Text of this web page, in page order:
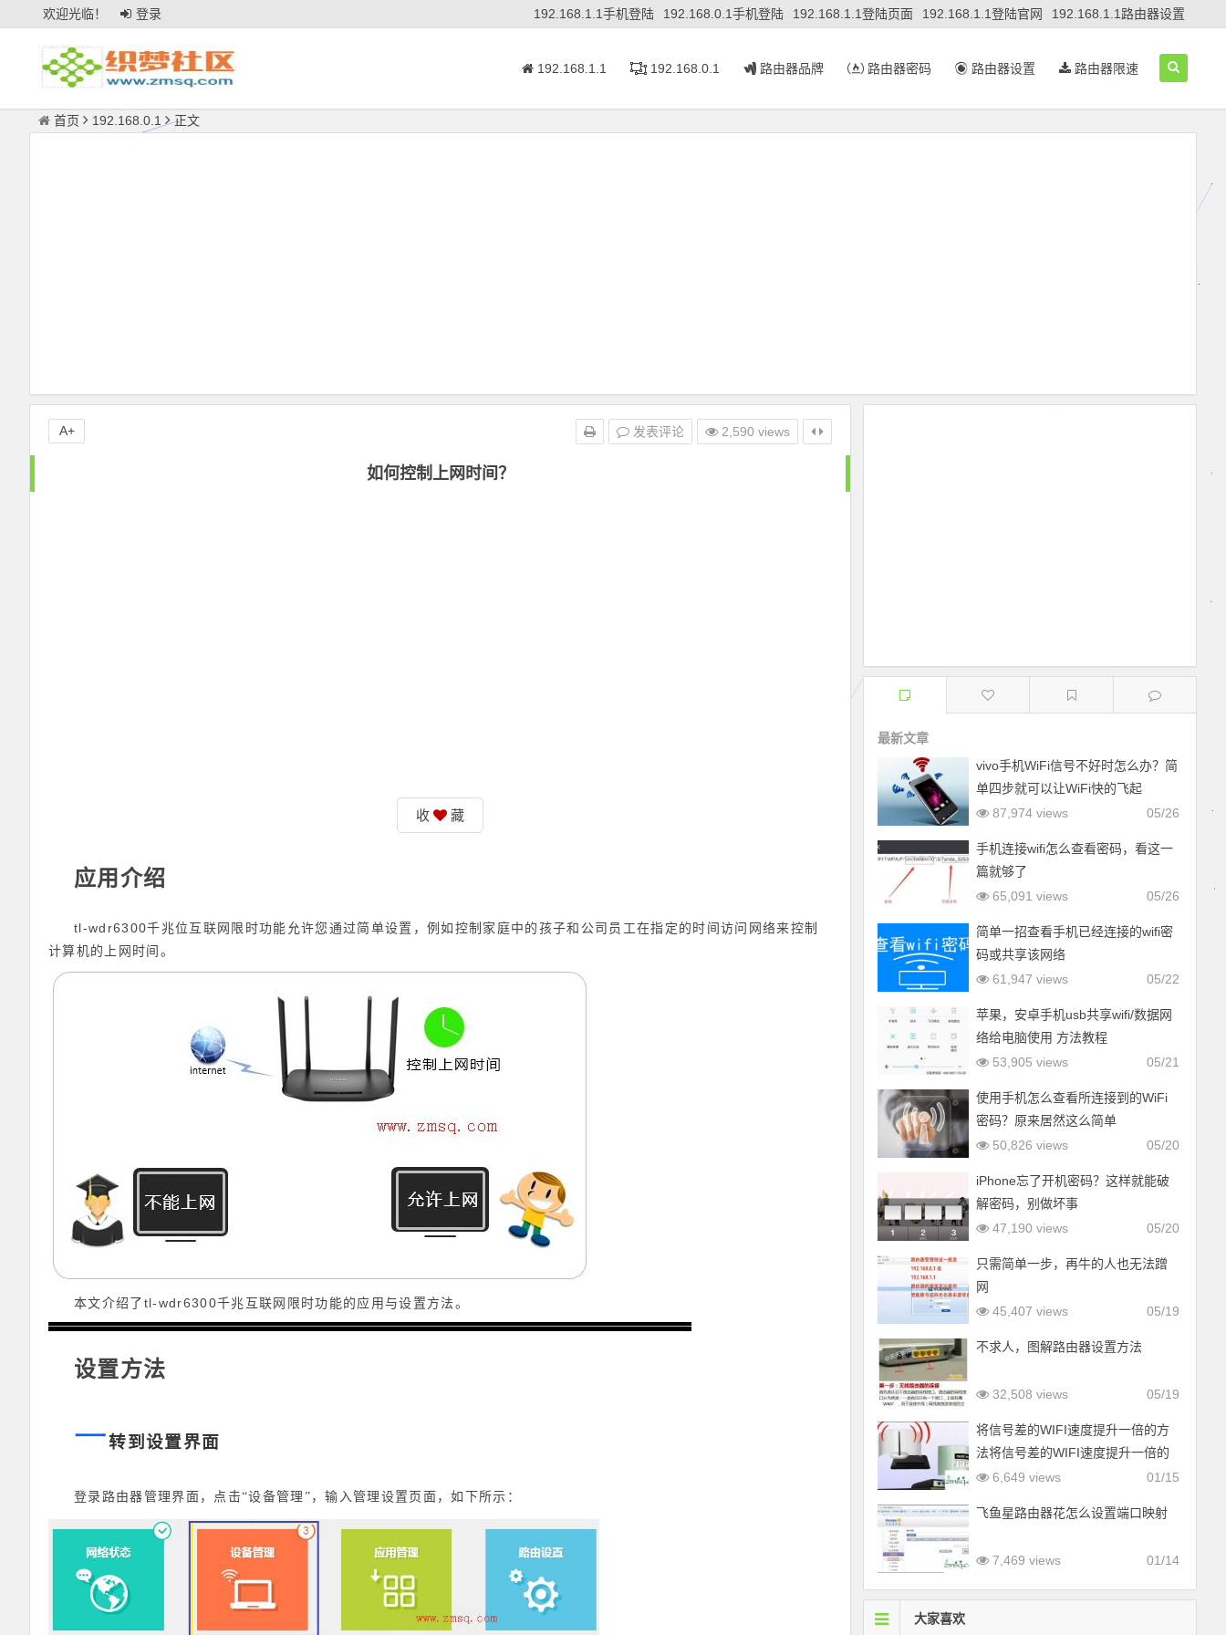
欢迎光临！ 登录 192.168.1.1手机登陆 192.168.0.1手机登陆 192.168.1.1登陆页面 192.168.1.1登陆官网 192.168.1.1路由器设置
192.168.1.1 192.168.0.1 路由器品牌 路由器密码 路由器设置 路由器限速
首页 192.168.0.1 正文
如何控制上网时间？
发表评论 2,590 views
A+
收 藏
应用介绍
tl-wdr6300千兆位互联网限时功能允许您通过简单设置，例如控制家庭中的孩子和公司员工在指定的时间访问网络来控制
计算机的上网时间。
本文介绍了 tl-wdr6300千兆互联网限时功能的应用与设置方法。
设置方法
一转到设置界面
登录路由器管理界面，点击“设备管理”，输入管理设置页面，如下所示：
最新文章
vivo手机WiFi信号不好时怎么办？简
单四步就可以让WiFi快的飞起
05/26
87,974 views
手机连接wifi怎么查看密码，看这一
篇就够了
05/26
65,091 views
简单一招查看手机已经连接的wifi密
码或共享该网络
05/22
61,947 views
苹果，安卓手机usb共享wifi/数据网
络给电脑使用 方法教程
05/21
53,905 views
使用手机怎么查看所连接到的WiFi
密码？原来居然这么简单
05/20
50,826 views
iPhone忘了开机密码？这样就能破
解密码，别做坏事
05/20
47,190 views
只需简单一步，再牛的人也无法蹭
网
05/19
45,407 views
不求人，图解路由器设置方法
05/19
32,508 views
将信号差的WIFI速度提升一倍的方
法将信号差的WIFI速度提升一倍的
方法
01/15
6,649 views
飞鱼星路由器花怎么设置端口映射
01/14
7,469 views
大家喜欢